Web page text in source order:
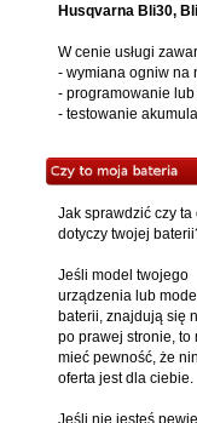
Husqvarna Bli30,
W cenie usługi
- wymiana ogniw na
- programowanie
- testowanie
Jak sprawdzić czy ta
dotyczy twojej
Jeśli model twojego
urządzenia lub
baterii, znajdują się
po prawej stronie, to
mieć pewność, że
oferta jest dla ciebie.